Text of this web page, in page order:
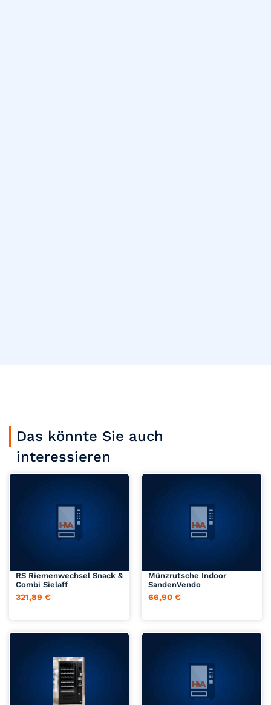
Das könnte Sie auch
interessieren
RS Riemenwechsel Snack &
Combi Sielaff
321,89 €
Münzrutsche Indoor
SandenVendo
66,90 €